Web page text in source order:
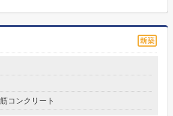
コンクリート